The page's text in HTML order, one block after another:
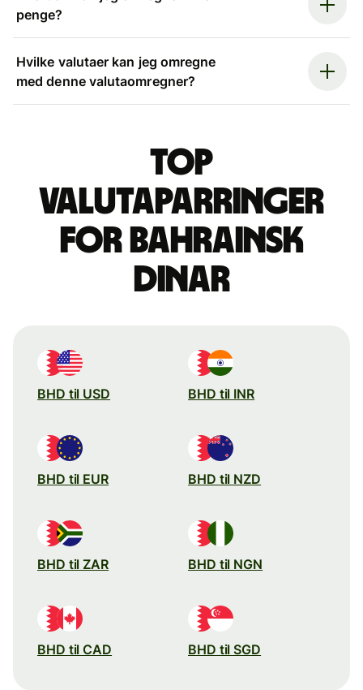
penge?
Hvilke valutaer kan jeg omregne
med denne valutaomregner?
Top
valutaparringer
for bahrainsk
dinar
BHD til USD BHD til INR
BHD til EUR BHD til NZD
BHD til ZAR BHD til NGN
BHD til CAD BHD til SGD